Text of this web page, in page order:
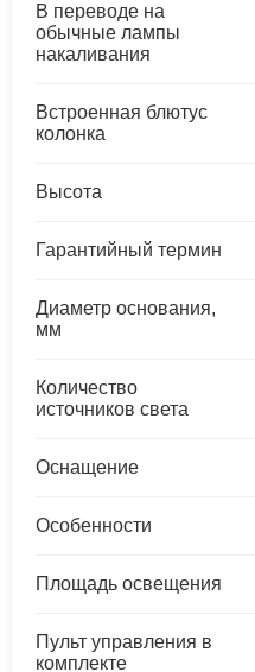
В переводе на
обычные лампы
накаливания
Встроенная блютус
колонка
Высота
Гарантийный термин
Диаметр основания,
мм
Количество
источников света
Оснащение
Особенности
Площадь освещения
Пульт управления в
комплекте